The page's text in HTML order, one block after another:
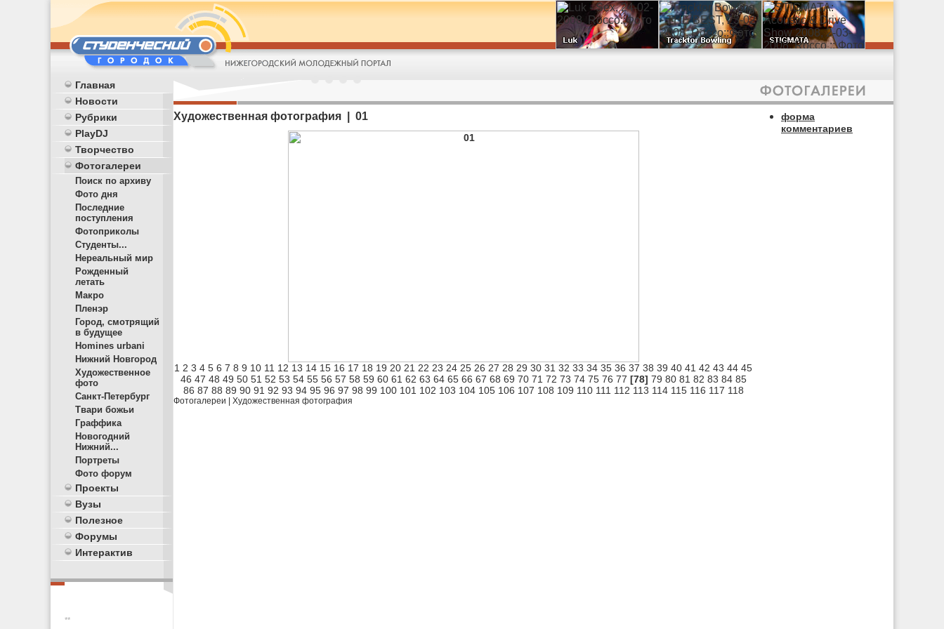
Главная
Новости
Рубрики
PlayDJ
Творчество
Фотогалереи
Поиск по архиву
Фото дня
Последние
поступления
Фотоприколы
Студенты...
Нереальный мир
Рожденный
летать
Макро
Пленэр
Город, смотрящий
в будущее
Homines urbani
Нижний Новгород
Художественное
фото
Санкт-Петербург
Твари божьи
Граффика
Новогодний
Нижний...
Портреты
Фото форум
Проекты
Вузы
Полезное
Форумы
Интерактив
**
Художественная фотография | 01
1 2 3 4 5 6 7 8 9 10 11 12 13 14 15 16 17 18 19 20 21 22 23 24 25 26 27 28 29 30 31 32 33 34 35 36 37 38 39 40 41 42 43 44 45
46 47 48 49 50 51 52 53 54 55 56 57 58 59 60 61 62 63 64 65 66 67 68 69 70 71 72 73 74 75 76 77 [78] 79 80 81 82 83 84 85
86 87 88 89 90 91 92 93 94 95 96 97 98 99 100 101 102 103 104 105 106 107 108 109 110 111 112 113 114 115 116 117 118
Фотогалереи Художественная фотография
форма
комментариев